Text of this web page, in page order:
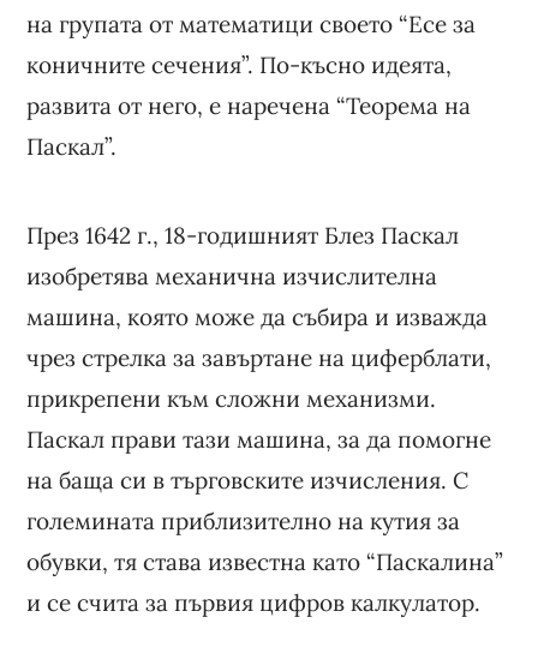
на групата от математици своето “Есе за
коничните сечения”. По-късно идеята,
развита от него, е наречена “Теорема на
Паскал”.
През 1642 г., 18-годишният Блез Паскал
изобретява механична изчислителна
машина, която може да събира и изважда
чрез стрелка за завъртане на циферблати,
прикрепени към сложни механизми.
Паскал прави тази машина, за да помогне
на баща си в търговските изчисления. С
големината приблизително на кутия за
обувки, тя става известна като “Паскалина”
и се счита за първия цифров калкулатор.